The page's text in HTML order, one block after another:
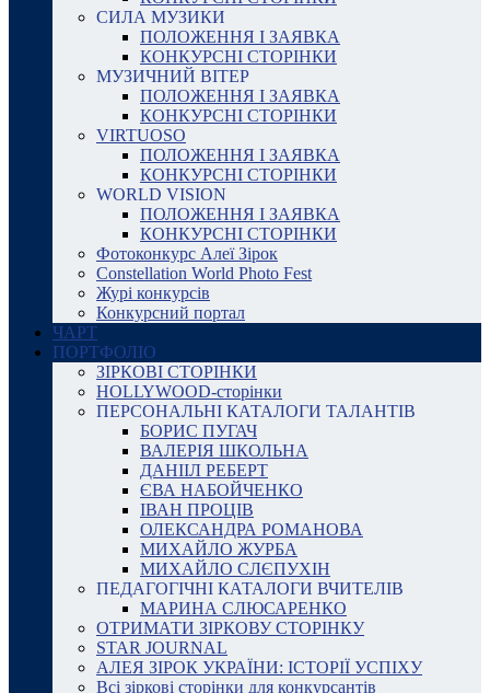
СИЛА МУЗИКИ
ПОЛОЖЕННЯ І ЗАЯВКА
КОНКУРСНІ СТОРІНКИ
МУЗИЧНИЙ ВІТЕР
ПОЛОЖЕННЯ І ЗАЯВКА
КОНКУРСНІ СТОРІНКИ
VIRTUOSO
ПОЛОЖЕННЯ І ЗАЯВКА
КОНКУРСНІ СТОРІНКИ
WORLD VISION
ПОЛОЖЕННЯ І ЗАЯВКА
КОНКУРСНІ СТОРІНКИ
Фотоконкурс Алеї Зірок
Constellation World Photo Fest
Журі конкурсів
Конкурсний портал
ЧАРТ
ПОРТФОЛІО
ЗІРКОВІ СТОРІНКИ
HOLLYWOOD-сторінки
ПЕРСОНАЛЬНІ КАТАЛОГИ ТАЛАНТІВ
БОРИС ПУГАЧ
ВАЛЕРІЯ ШКОЛЬНА
ДАНІІЛ РЕБЕРТ
ЄВА НАБОЙЧЕНКО
ІВАН ПРОЦІВ
ОЛЕКСАНДРА РОМАНОВА
МИХАЙЛО ЖУРБА
МИХАЙЛО СЛЄПУХІН
ПЕДАГОГІЧНІ КАТАЛОГИ ВЧИТЕЛІВ
МАРИНА СЛЮСАРЕНКО
ОТРИМАТИ ЗІРКОВУ СТОРІНКУ
STAR JOURNAL
АЛЕЯ ЗІРОК УКРАЇНИ: ІСТОРІЇ УСПІХУ
Всі зіркові сторінки для конкурсантів